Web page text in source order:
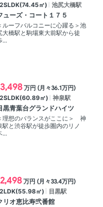
2SLDK(74.45㎡)
池尻大橋駅
ューズ・コート１７５
ルーフバルコニーに心躍る＞池
大橋駅と駒場東大前駅から徒
...
万円 (月々36.1万円)
2SLDK(60.89㎡)
神泉駅
黒青葉台グランドハイツ
理想のバランスがここに＞ 神
駅と渋谷駅が徒歩圏内のリノ
...
万円 (月々33.4万円)
2LDK(55.98㎡)
目黒駅
リオ恵比寿弐番館